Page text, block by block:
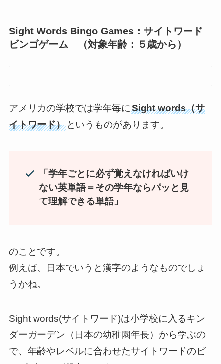
Sight Words Bingo Games：サイトワード
ビンゴゲーム （対象年齢：５歳から）
アメリカの学校では学年毎にSight words（サ
イトワード）というものがあります。
「学年ごとに必ず覚えなければいけ
ない英単語＝その学年ならパッと見
て理解できる単語」
のことです。
例えば、日本でいうと漢字のようなものでしょ
うかね。
Sight words(サイトワード)は小学校に入るキン
ダーガーデン（日本の幼稚園年長）から学ぶの
で、年齢やレベルに合わせたサイトワードのビ